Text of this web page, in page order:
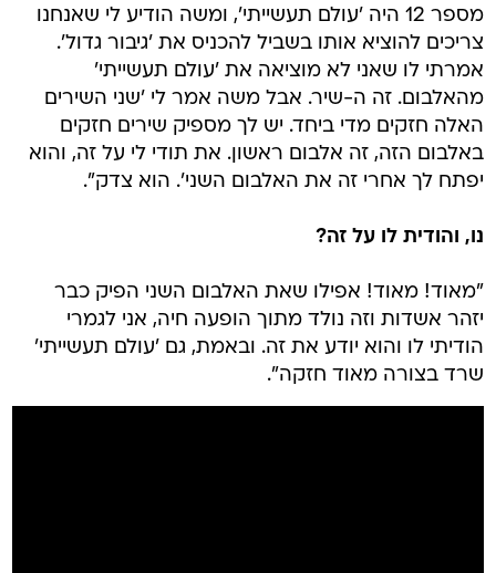
מספר 12 היה 'עולם תעשייתי', ומשה הודיע לי שאנחנו
צריכים להוציא אותו בשביל להכניס את 'גיבור גדול'.
אמרתי לו שאני לא מוציאה את 'עולם תעשייתי'
מהאלבום. זה ה-שיר. אבל משה אמר לי 'שני השירים
האלה חזקים מדי ביחד. יש לך מספיק שירים חזקים
באלבום הזה, זה אלבום ראשון. את תודי לי על זה, והוא
יפתח לך אחרי זה את האלבום השני'. הוא צדק".
נו, והודית לו על זה?
"מאוד! מאוד! אפילו שאת האלבום השני הפיק כבר
יזהר אשדות וזה נולד מתוך הופעה חיה, אני לגמרי
הודיתי לו והוא יודע את זה. ובאמת, גם 'עולם תעשייתי'
שרד בצורה מאוד חזקה".